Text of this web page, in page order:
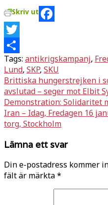
Skriv ut
Facebook
Twitter
Dela
Tags: antikrigskampanj,
Lund, SKP, SKU
Inläggsnavigering
Brittiska hungerstrejken i
avslutad – seger mot Elbit
Demonstration: Solidaritet
Iran – Idag, Fredagen 16
torg, Stockholm
Lämna ett svar
Din e-postadress kommer
fält är märkta*